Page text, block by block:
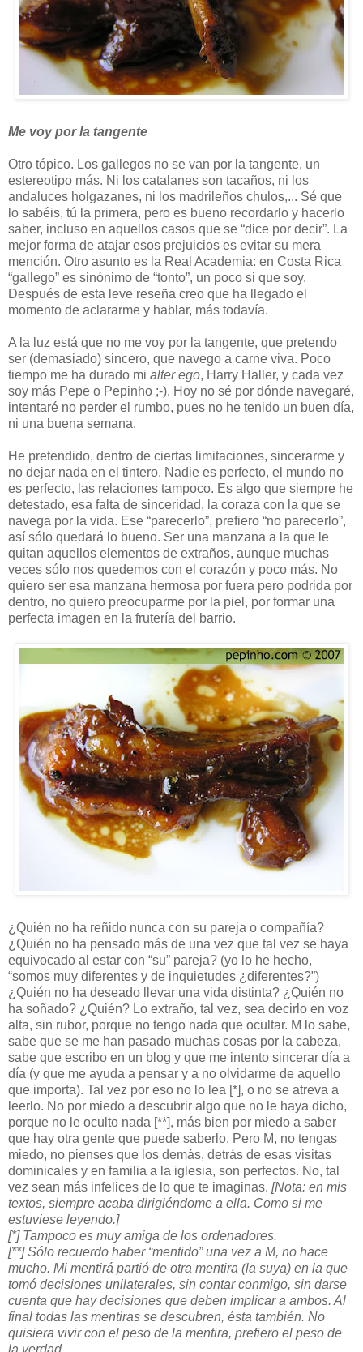
Me voy por la tangente
Otro tópico. Los gallegos no se van por la tangente, un
estereotipo más. Ni los catalanes son tacaños, ni los
andaluces holgazanes, ni los madrileños chulos,... Sé que
lo sabéis, tú la primera, pero es bueno recordarlo y hacerlo
saber, incluso en aquellos casos que se “dice por decir”. La
mejor forma de atajar esos prejuicios es evitar su mera
mención. Otro asunto es la Real Academia: en Costa Rica
“gallego” es sinónimo de “tonto”, un poco si que soy.
Después de esta leve reseña creo que ha llegado el
momento de aclararme y hablar, más todavía.
A la luz está que no me voy por la tangente, que pretendo
ser (demasiado) sincero, que navego a carne viva. Poco
tiempo me ha durado mi alter ego, Harry Haller, y cada vez
soy más Pepe o Pepinho ;-). Hoy no sé por dónde navegaré,
intentaré no perder el rumbo, pues no he tenido un buen día,
ni una buena semana.
He pretendido, dentro de ciertas limitaciones, sincerarme y
no dejar nada en el tintero. Nadie es perfecto, el mundo no
es perfecto, las relaciones tampoco. Es algo que siempre he
detestado, esa falta de sinceridad, la coraza con la que se
navega por la vida. Ese “parecerlo”, prefiero “no parecerlo”,
así sólo quedará lo bueno. Ser una manzana a la que le
quitan aquellos elementos de extraños, aunque muchas
veces sólo nos quedemos con el corazón y poco más. No
quiero ser esa manzana hermosa por fuera pero podrida por
dentro, no quiero preocuparme por la piel, por formar una
perfecta imagen en la frutería del barrio.
¿Quién no ha reñido nunca con su pareja o compañía?
¿Quién no ha pensado más de una vez que tal vez se haya
equivocado al estar con “su” pareja? (yo lo he hecho,
“somos muy diferentes y de inquietudes ¿diferentes?”)
¿Quién no ha deseado llevar una vida distinta? ¿Quién no
ha soñado? ¿Quién? Lo extraño, tal vez, sea decirlo en voz
alta, sin rubor, porque no tengo nada que ocultar. M lo sabe,
sabe que se me han pasado muchas cosas por la cabeza,
sabe que escribo en un blog y que me intento sincerar día a
día (y que me ayuda a pensar y a no olvidarme de aquello
que importa). Tal vez por eso no lo lea [*], o no se atreva a
leerlo. No por miedo a descubrir algo que no le haya dicho,
porque no le oculto nada [**], más bien por miedo a saber
que hay otra gente que puede saberlo. Pero M, no tengas
miedo, no pienses que los demás, detrás de esas visitas
dominicales y en familia a la iglesia, son perfectos. No, tal
vez sean más infelices de lo que te imaginas. [Nota: en mis
textos, siempre acaba dirigiéndome a ella. Como si me
estuviese leyendo.]
[*] Tampoco es muy amiga de los ordenadores.
[**] Sólo recuerdo haber “mentido” una vez a M, no hace
mucho. Mi mentirá partió de otra mentira (la suya) en la que
tomó decisiones unilaterales, sin contar conmigo, sin darse
cuenta que hay decisiones que deben implicar a ambos. Al
final todas las mentiras se descubren, ésta también. No
quisiera vivir con el peso de la mentira, prefiero el peso de
la verdad.